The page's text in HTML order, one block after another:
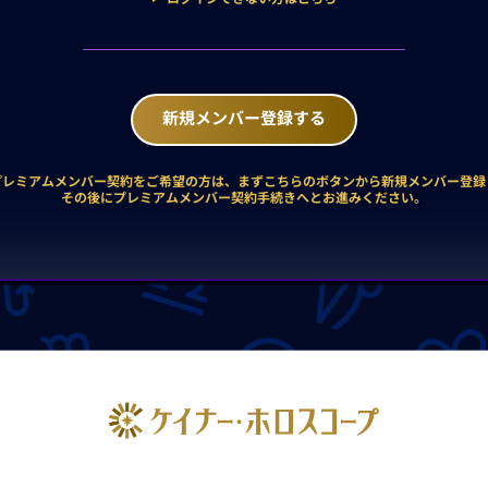
新規メンバー登録する
ミアムメンバー契約をご希望の方は、まずこちらのボタンから新規メンバー登
その後にプレミアムメンバー契約手続きへとお進みください。